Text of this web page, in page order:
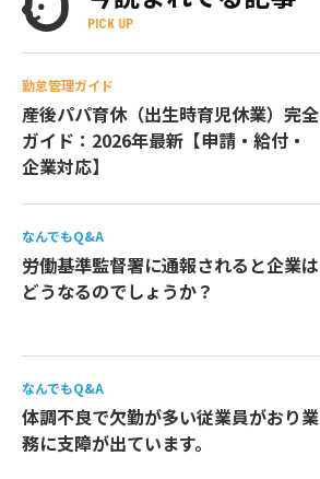
PICK UP
勤怠管理ガイド
産後パパ育休（出生時育児休業）完全
ガイド：2026年最新【申請・給付・
企業対応】
なんでもQ&A
労働基準監督署に通報されると企業は
どうなるのでしょうか？
なんでもQ&A
体調不良で欠勤が多い従業員がおり業
務に支障が出ています。